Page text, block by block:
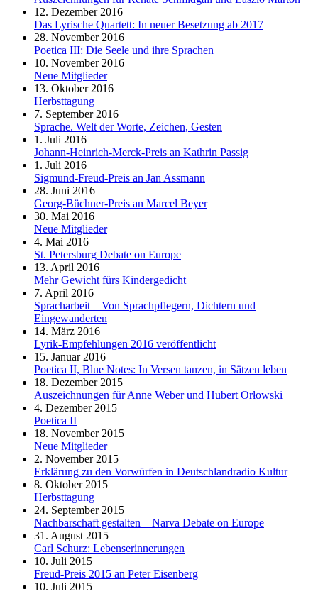
12. Dezember 2016
Das Lyrische Quartett: In neuer Besetzung ab 2017
28. November 2016
Poetica III: Die Seele und ihre Sprachen
10. November 2016
Neue Mitglieder
13. Oktober 2016
Herbsttagung
7. September 2016
Sprache. Welt der Worte, Zeichen, Gesten
1. Juli 2016
Johann-Heinrich-Merck-Preis an Kathrin Passig
1. Juli 2016
Sigmund-Freud-Preis an Jan Assmann
28. Juni 2016
Georg-Büchner-Preis an Marcel Beyer
30. Mai 2016
Neue Mitglieder
4. Mai 2016
St. Petersburg Debate on Europe
13. April 2016
Mehr Gewicht fürs Kindergedicht
7. April 2016
Spracharbeit – Von Sprachpflegern, Dichtern und
Eingewanderten
14. März 2016
Lyrik-Empfehlungen 2016 veröffentlicht
15. Januar 2016
Poetica II, Blue Notes: In Versen tanzen, in Sätzen leben
18. Dezember 2015
Auszeichnungen für Anne Weber und Hubert Orłowski
4. Dezember 2015
Poetica II
18. November 2015
Neue Mitglieder
2. November 2015
Erklärung zu den Vorwürfen in Deutschlandradio Kultur
8. Oktober 2015
Herbsttagung
24. September 2015
Nachbarschaft gestalten – Narva Debate on Europe
31. August 2015
Carl Schurz: Lebenserinnerungen
10. Juli 2015
Freud-Preis 2015 an Peter Eisenberg
10. Juli 2015